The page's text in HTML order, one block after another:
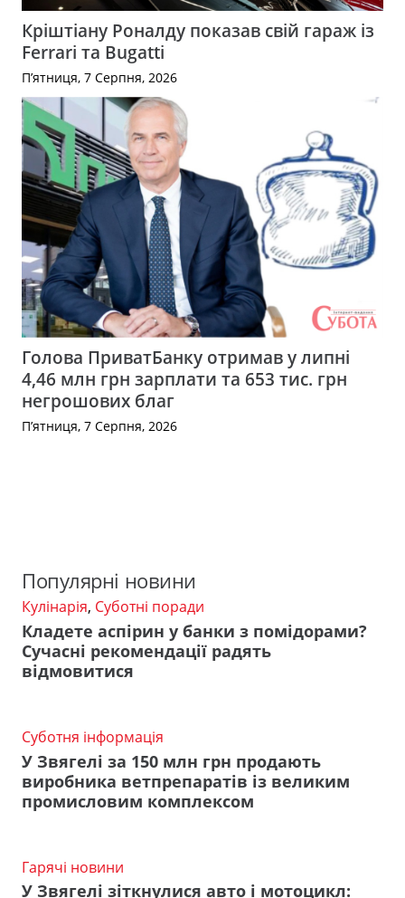
Кріштіану Роналду показав свій гараж із
Ferrari та Bugatti
П’ятниця, 7 Серпня, 2026
Голова ПриватБанку отримав у липні
4,46 млн грн зарплати та 653 тис. грн
негрошових благ
П’ятниця, 7 Серпня, 2026
Популярні новини
Кулінарія, Суботні поради
Кладете аспірин у банки з помідорами?
Сучасні рекомендації радять
відмовитися
Суботня інформація
У Звягелі за 150 млн грн продають
виробника ветпрепаратів із великим
промисловим комплексом
Гарячі новини
У Звягелі зіткнулися авто і мотоцикл: